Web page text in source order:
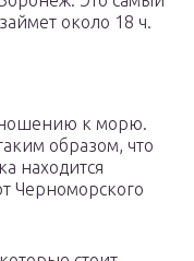
около 18 ч.
к морю.
образом, что
находится
Черноморского